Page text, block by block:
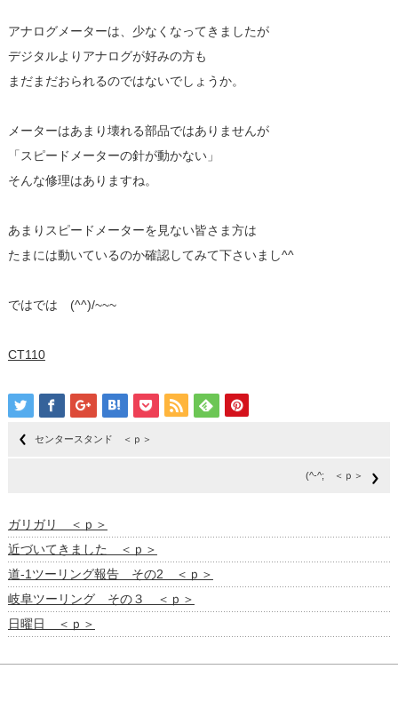
アナログメーターは、少なくなってきましたが
デジタルよりアナログが好みの方も
まだまだおられるのではないでしょうか。
メーターはあまり壊れる部品ではありませんが
「スピードメーターの針が動かない」
そんな修理はありますね。
あまりスピードメーターを見ない皆さま方は
たまには動いているのか確認してみて下さいまし^^
ではでは (^^)/~~~
CT110
センタースタンド ＜ｐ＞
(^-^; ＜ｐ＞
ガリガリ ＜ｐ＞
近づいてきました ＜ｐ＞
道-1ツーリング報告 その2 ＜ｐ＞
岐阜ツーリング その３ ＜ｐ＞
日曜日 ＜ｐ＞